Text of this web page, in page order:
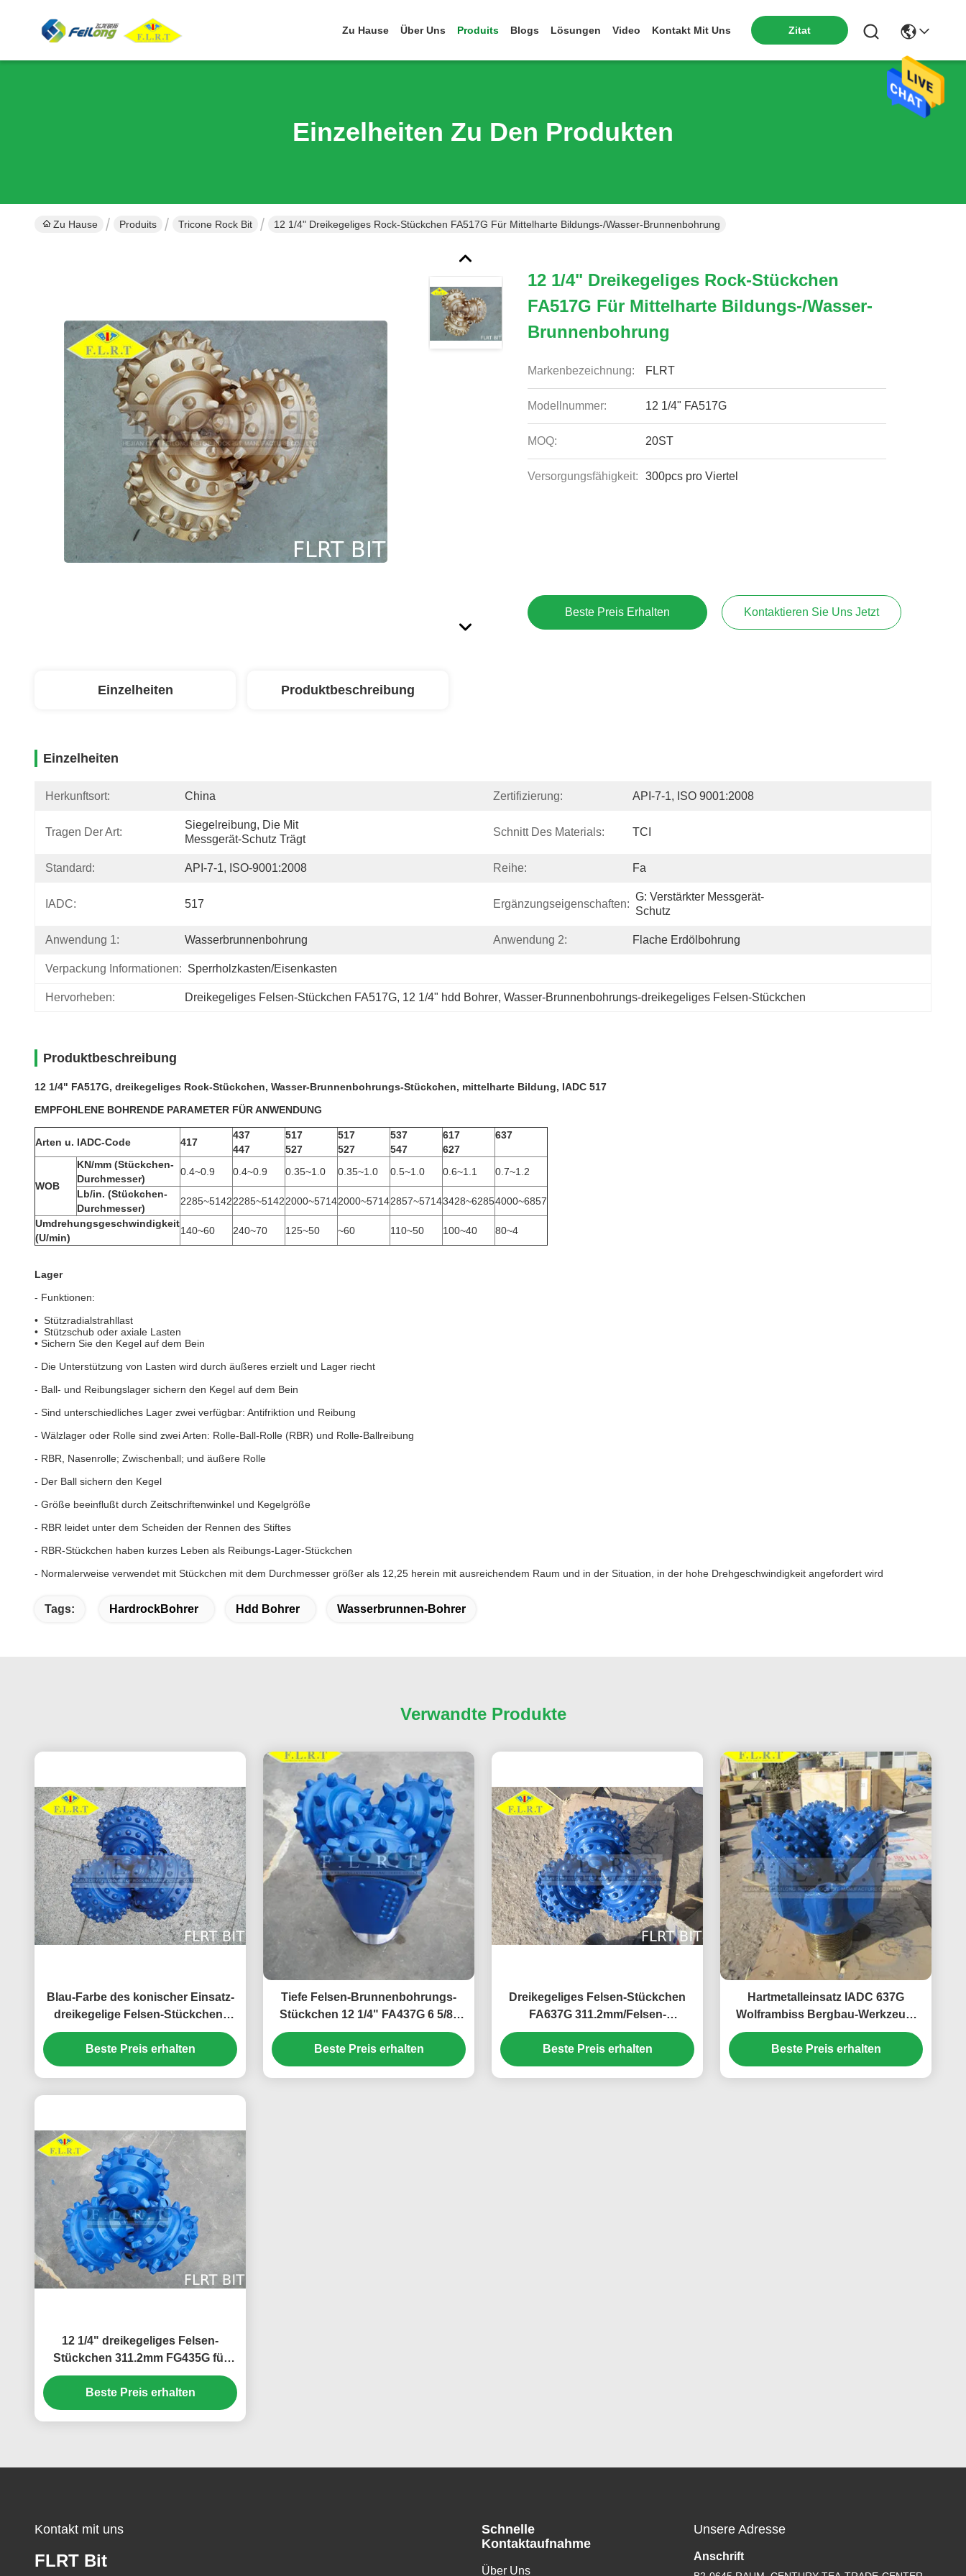
Zu Hause Über Uns Produits Blogs Lösungen Video Kontakt Mit Uns Zitat
Einzelheiten Zu Den Produkten
Zu Hause Produits Tricone Rock Bit 12 1/4" Dreikegeliges Rock-Stückchen FA517G Für Mittelharte Bildungs-/Wasser-Brunnenbohrung
12 1/4" Dreikegeliges Rock-Stückchen
FA517G Für Mittelharte Bildungs-/Wasser-
Brunnenbohrung
Markenbezeichnung: FLRT
Modellnummer: 12 1/4" FA517G
MOQ: 20ST
Versorgungsfähigkeit: 300pcs pro Viertel
Beste Preis Erhalten Kontaktieren Sie Uns Jetzt
Einzelheiten Produktbeschreibung
Einzelheiten
Herkunftsort: China Zertifizierung: API-7-1, ISO 9001:2008
Tragen Der Art:
Siegelreibung, Die Mit
Messgerät-Schutz Trägt
Schnitt Des Materials: TCI
Standard: API-7-1, ISO-9001:2008 Reihe: Fa
IADC: 517 Ergänzungseigenschaften:
G: Verstärkter Messgerät-
Schutz
Anwendung 1: Wasserbrunnenbohrung Anwendung 2: Flache Erdölbohrung
Verpackung Informationen: Sperrholzkasten/Eisenkasten
Hervorheben: Dreikegeliges Felsen-Stückchen FA517G, 12 1/4" hdd Bohrer, Wasser-Brunnenbohrungs-dreikegeliges Felsen-Stückchen
Produktbeschreibung
12 1/4" FA517G, dreikegeliges Rock-Stückchen, Wasser-Brunnenbohrungs-Stückchen, mittelharte Bildung, IADC 517
EMPFOHLENE BOHRENDE PARAMETER FÜR ANWENDUNG
Arten u. IADC-Code 417
437
447
517
527
517
527
537
547
617
627
637
WOB
KN/mm (Stückchen-
Durchmesser)
0.4~0.9 0.4~0.9 0.35~1.0 0.35~1.0 0.5~1.0 0.6~1.1
0.7~1.2
Lb/in. (Stückchen-
Durchmesser)
2285~51422285~51422000~57142000~57142857~57143428~62854000~6857
Umdrehungsgeschwindigkeit
(U/min)
140~60 240~70 125~50 ~60 110~50 100~40 80~4
Lager
- Funktionen:
• Stützradialstrahllast
• Stützschub oder axiale Lasten
• Sichern Sie den Kegel auf dem Bein
- Die Unterstützung von Lasten wird durch äußeres erzielt und Lager riecht
- Ball- und Reibungslager sichern den Kegel auf dem Bein
- Sind unterschiedliches Lager zwei verfügbar: Antifriktion und Reibung
- Wälzlager oder Rolle sind zwei Arten: Rolle-Ball-Rolle (RBR) und Rolle-Ballreibung
- RBR, Nasenrolle; Zwischenball; und äußere Rolle
- Der Ball sichern den Kegel
- Größe beeinflußt durch Zeitschriftenwinkel und Kegelgröße
- RBR leidet unter dem Scheiden der Rennen des Stiftes
- RBR-Stückchen haben kurzes Leben als Reibungs-Lager-Stückchen
- Normalerweise verwendet mit Stückchen mit dem Durchmesser größer als 12,25 herein mit ausreichendem Raum und in der Situation, in der hohe Drehgeschwindigkeit angefordert wird
Tags: HardrockBohrer Hdd Bohrer Wasserbrunnen-Bohrer
Verwandte Produkte
Blau-Farbe des konischer Einsatz-
dreikegelige Felsen-Stückchen-
IADC 635 mit Siegelrollenlager
Beste Preis erhalten
Tiefe Felsen-Brunnenbohrungs-
Stückchen 12 1/4" FA437G 6 5/8"
API-Ausrichtung PIN für Erdöl-
Bohrung
Beste Preis erhalten
Dreikegeliges Felsen-Stückchen
FA637G 311.2mm/Felsen-
Rollenmeißel für geothermische
Brunnenbohrung
Beste Preis erhalten
Hartmetalleinsatz IADC 637G
Wolframbiss Bergbau-Werkzeug-
Teile für harte Bildung
Beste Preis erhalten
12 1/4" dreikegeliges Felsen-
Stückchen 311.2mm FG435G für
Wasser-Brunnenbohrung ISO 9001
bestätigt
Beste Preis erhalten
Kontakt mit uns
FLRT Bit
Schnelle
Kontaktaufnahme
Über Uns
Unsere Adresse
Anschrift